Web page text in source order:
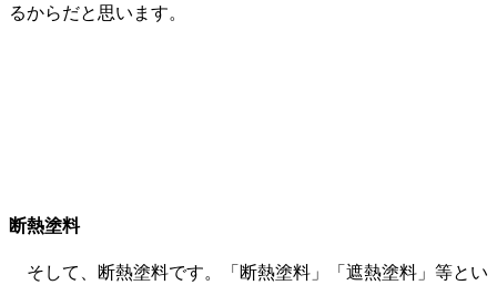
るからだと思います。
断熱塗料
そして、断熱塗料です。「断熱塗料」「遮熱塗料」等とい